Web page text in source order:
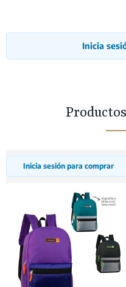
Inicia
Inicia sesión para comprar